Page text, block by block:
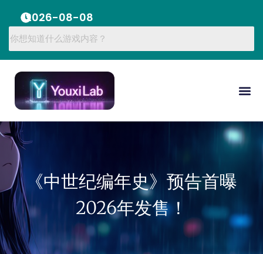
2026-08-08
《中世纪编年史》预告首曝
2026年发售！